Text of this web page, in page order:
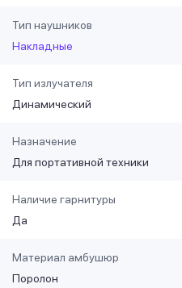
Тип наушников
Накладные
Тип излучателя
Динамический
Назначение
Для портативной техники
Наличие гарнитуры
Да
Материал амбушюр
Поролон